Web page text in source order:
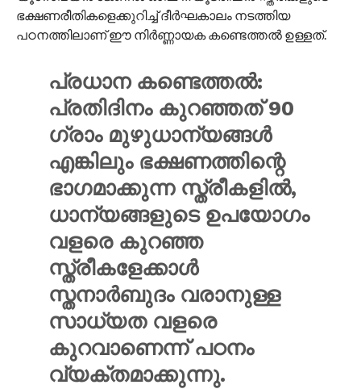
ഭക്ഷണരീതികളെക്കുറിച്ച് ദീർഘകാലം നടത്തിയ
പഠനത്തിലാണ് ഈ നിർണ്ണായക കണ്ടെത്തൽ ഉള്ളത്.
പ്രധാന കണ്ടെത്തൽ:
പ്രതിദിനം കുറഞ്ഞത്90
ഗ്രാംമുഴുധാന്യങ്ങൾ
എങ്കിലും ഭക്ഷണത്തിന്റെ
ഭാഗമാക്കുന്ന സ്ത്രീകളിൽ,
ധാന്യങ്ങളുടെ ഉപയോഗം
വളരെ കുറഞ്ഞ
സ്ത്രീകളേക്കാൾ
സ്തനാർബുദം വരാനുള്ള
സാധ്യത വളരെ
കുറവാണെന്ന് പഠനം
വ്യക്തമാക്കുന്നു.